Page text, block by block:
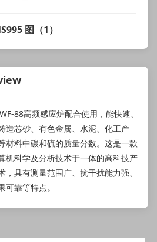
图（1）
88高频感应炉配合使用，能快速、
造芯砂、有色金属、水泥、化工产
材料中碳和硫的质量分数。这是一款
机科学及分析技术于一体的高科技产
具有测量范围广、抗干扰能力强、
靠等特点。